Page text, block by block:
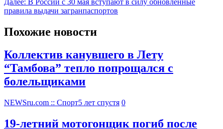
правила выдачи загранпаспортов
Похожие новости
Коллектив канувшего в Лету
“Тамбова” тепло попрощался с
болельщиками
NEWSru.com :: Спорт5 лет спустя 0
19-летний мотогонщик погиб после